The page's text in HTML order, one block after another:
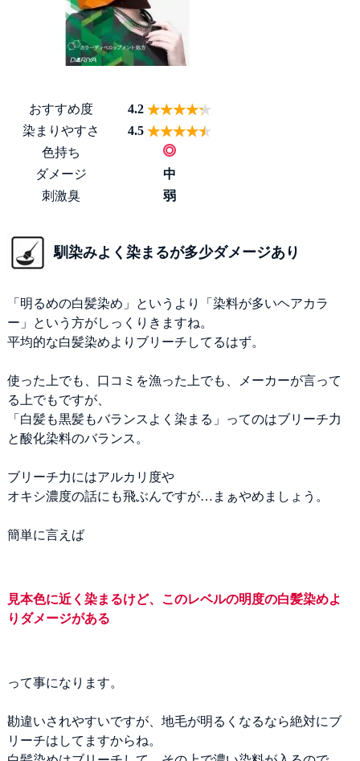
おすすめ度
染まりやすさ
色持ち
ダメージ
刺激臭
4.2
4.5
中
弱
馴染みよく染まるが多少ダメージあり
「明るめの白髪染め」というより「染料が多いヘアカラ
ー」という方がしっくりきますね。
平均的な白髪染めよりブリーチしてるはず。
使った上でも、口コミを漁った上でも、メーカーが言って
る上でもですが、
「白髪も黒髪もバランスよく染まる」ってのはブリーチ力
と酸化染料のバランス。
ブリーチ力にはアルカリ度や
オキシ濃度の話にも飛ぶんですが…まぁやめましょう。
簡単に言えば
見本色に近く染まるけど、このレベルの明度の白髪染めよ
りダメージがある
って事になります。
勘違いされやすいですが、地毛が明るくなるなら絶対にブ
リーチはしてますからね。